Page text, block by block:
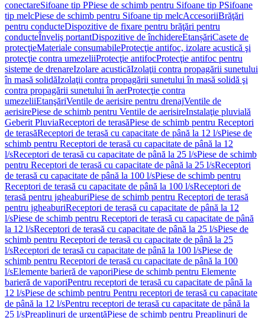
conectareSifoane tip PPiese de schimb pentru Sifoane tip PSifoane
tip melcPiese de schimb pentru Sifoane tip melcAccesoriiBrăţări
pentru conducteDispozitive de fixare pentru brăţări pentru
conducteÎnveliş portantDispozitive de închidereEtanșăriCasete de
protecţieMateriale consumabileProtecţie antifoc, izolare acustică şi
protecţie contra umezeliiProtecţie antifocProtecţie antifoc pentru
sisteme de drenareIzolare acusticăIzolaţii contra propagării sunetului
în masă solidăIzolaţii contra propagării sunetului în masă solidă şi
contra propagării sunetului în aerProtecţie contra
umezeliiEtanşăriVentile de aerisire pentru drenajVentile de
aerisirePiese de schimb pentru Ventile de aerisireInstalaţie pluvială
Geberit PluviaReceptori de terasăPiese de schimb pentru Receptori
de terasăReceptori de terasă cu capacitate de până la 12 l/sPiese de
schimb pentru Receptori de terasă cu capacitate de până la 12
l/sReceptori de terasă cu capacitate de până la 25 l/sPiese de schimb
pentru Receptori de terasă cu capacitate de până la 25 l/sReceptori
de terasă cu capacitate de până la 100 l/sPiese de schimb pentru
Receptori de terasă cu capacitate de până la 100 l/sReceptori de
terasă pentru jgheaburiPiese de schimb pentru Receptori de terasă
pentru jgheaburiReceptori de terasă cu capacitate de până la 12
l/sPiese de schimb pentru Receptori de terasă cu capacitate de până
la 12 l/sReceptori de terasă cu capacitate de până la 25 l/sPiese de
schimb pentru Receptori de terasă cu capacitate de până la 25
l/sReceptori de terasă cu capacitate de până la 100 l/sPiese de
schimb pentru Receptori de terasă cu capacitate de până la 100
l/sElemente barieră de vaporiPiese de schimb pentru Elemente
barieră de vaporiPentru receptori de terasă cu capacitate de până la
12 l/sPiese de schimb pentru Pentru receptori de terasă cu capacitate
de până la 12 l/sPentru receptori de terasă cu capacitate de până la
25 l/sPreaplinuri de urgenţăPiese de schimb pentru Preaplinuri de